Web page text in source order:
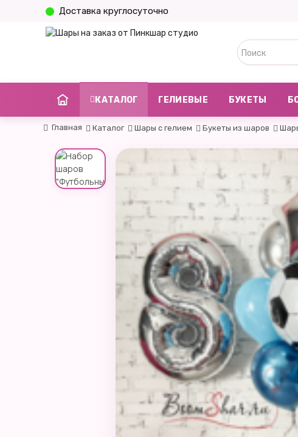
Доставка круглосуточно
КАТАЛОГ ГЕЛИЕВЫЕ БУКЕТЫ
Главная Каталог Шары с гелием Букеты из шаров